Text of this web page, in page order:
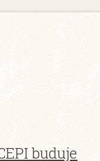
buduje